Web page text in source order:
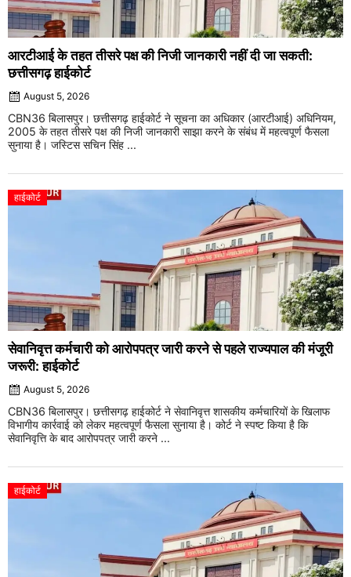
आरटीआई के तहत तीसरे पक्ष की निजी जानकारी नहीं दी जा सकती:
छत्तीसगढ़ हाईकोर्ट
August 5, 2026
CBN36 बिलासपुर। छत्तीसगढ़ हाईकोर्ट ने सूचना का अधिकार (आरटीआई) अधिनियम,
2005 के तहत तीसरे पक्ष की निजी जानकारी साझा करने के संबंध में महत्वपूर्ण फैसला
सुनाया है। जस्टिस सचिन सिंह ...
हाईकोर्ट
सेवानिवृत्त कर्मचारी को आरोपपत्र जारी करने से पहले राज्यपाल की मंजूरी
जरूरी: हाईकोर्ट
August 5, 2026
CBN36 बिलासपुर। छत्तीसगढ़ हाईकोर्ट ने सेवानिवृत्त शासकीय कर्मचारियों के खिलाफ
विभागीय कार्रवाई को लेकर महत्वपूर्ण फैसला सुनाया है। कोर्ट ने स्पष्ट किया है कि
सेवानिवृत्ति के बाद आरोपपत्र जारी करने ...
हाईकोर्ट